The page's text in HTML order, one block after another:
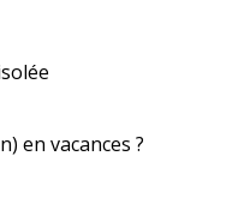
en vacances ?